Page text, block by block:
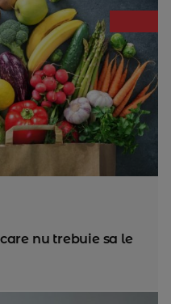
nu trebuie sa le